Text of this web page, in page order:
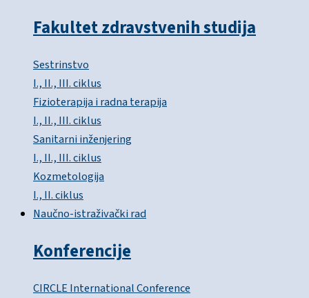
Fakultet zdravstvenih studija
Sestrinstvo
I., II., III. ciklus
Fizioterapija i radna terapija
I., II., III. ciklus
Sanitarni inženjering
I., II., III. ciklus
Kozmetologija
I., II. ciklus
Naučno-istraživački rad
Konferencije
CIRCLE International Conference